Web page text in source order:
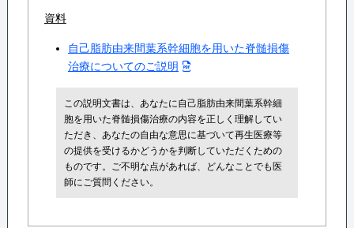
資料
自己脂肪由来間葉系幹細胞を用いた脊髄損傷
治療についてのご説明
この説明文書は、あなたに自己脂肪由来間葉系幹細
胞を用いた脊髄損傷治療の内容を正しく理解してい
ただき、あなたの自由な意思に基づいて再生医療等
の提供を受けるかどうかを判断していただくための
ものです。ご不明な点があれば、どんなことでも医
師にご質問ください。